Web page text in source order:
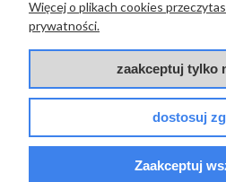
PŁATNOŚCI I
code and
Więcej o plikach cookies
prywatności.
zaakceptuj tylko
dostosuj
Zaakceptuj